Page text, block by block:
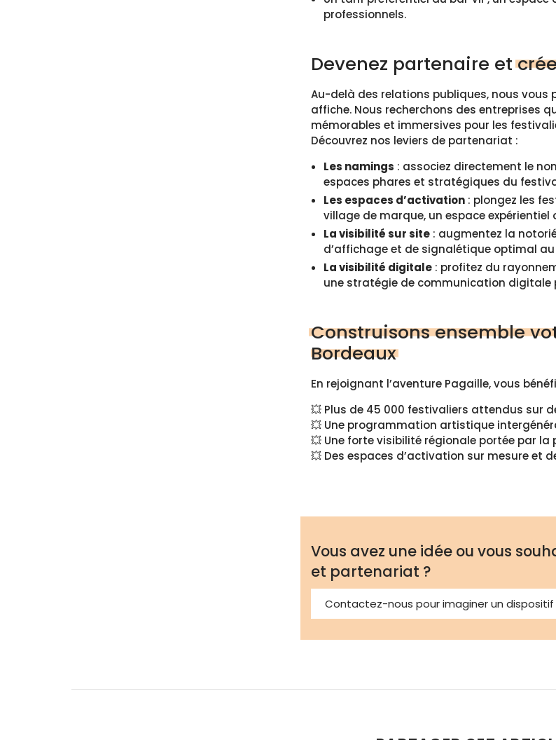
professionnels.
Devenez partenaire et
Au-delà des relations publiques, nous vous
affiche. Nous recherchons des entreprises
mémorables et immersives pour les
Découvrez nos leviers de partenariat :
Les namings : associez directement le
espaces phares et stratégiques du
Les espaces d’activation : plongez les
village de marque, un espace
La visibilité sur site : augmentez la
d’affichage et de signalétique optimal
La visibilité digitale : profitez du
une stratégie de communication digitale
Construisons ensemble
Bordeaux
En rejoignant l’aventure Pagaille, vous
💥 Plus de 45 000 festivaliers attendus sur
💥 Une programmation artistique
💥 Une forte visibilité régionale portée par
💥 Des espaces d’activation sur mesure et
Vous avez une idée ou vous
et partenariat ?
Contactez-nous pour imaginer un dispositif